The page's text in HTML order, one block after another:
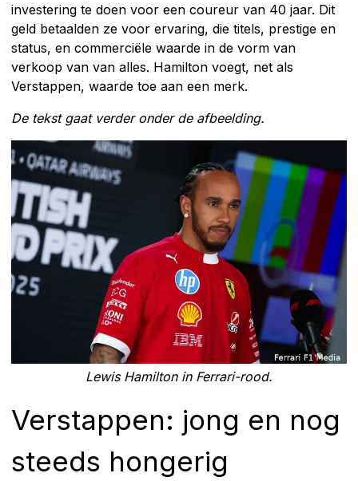
investering te doen voor een coureur van 40 jaar. Dit
geld betaalden ze voor ervaring, die titels, prestige en
status, en commerciële waarde in de vorm van
verkoop van van alles. Hamilton voegt, net als
Verstappen, waarde toe aan een merk.
De tekst gaat verder onder de afbeelding.
Lewis Hamilton in Ferrari-rood.
Verstappen: jong en nog
steeds hongerig